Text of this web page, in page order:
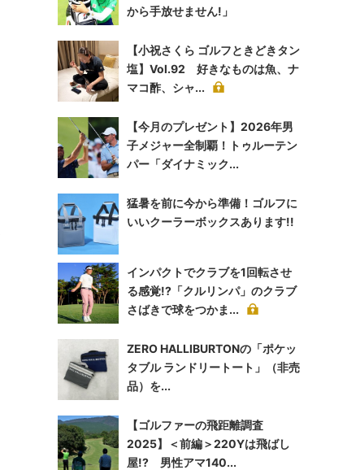
から手放せません!」
【小祝さくら ゴルフときどきタン
塩】Vol.92 好きなものは魚、ナ
マコ酢、シャ...
【今月のプレゼント】2026年男
子メジャー全制覇！トゥルーテン
パー「ダイナミック...
猛暑を前に今から準備！ゴルフに
いいクーラーボックスあります!!
インパクトでクラブを1回転させ
る感覚!?「クルリンパ」のクラブ
さばきで球をつかま...
ZERO HALLIBURTONの「ポケッ
タブル ランドリートート」（非売
品）を...
【ゴルファーの飛距離調査
2025】＜前編＞220Yは飛ばし
屋!? 男性アマ140...